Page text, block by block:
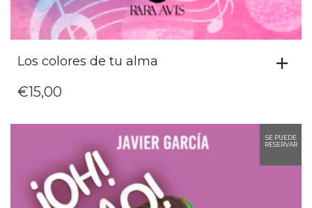
Los colores de tu alma
€15,00
SE PUEDE
RESERVAR